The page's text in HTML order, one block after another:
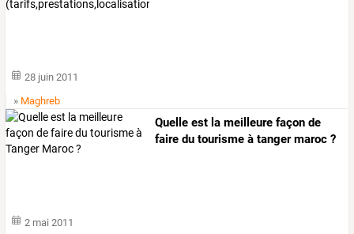
28 juin 2011
» Maghreb
Quelle est la meilleure façon de
faire du tourisme à tanger maroc ?
2 mai 2011